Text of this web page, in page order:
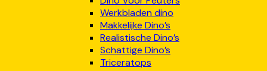
Werkbladen dino
Makkelijke Dino’s
Realistische Dino’s
Schattige Dino’s
Triceratops